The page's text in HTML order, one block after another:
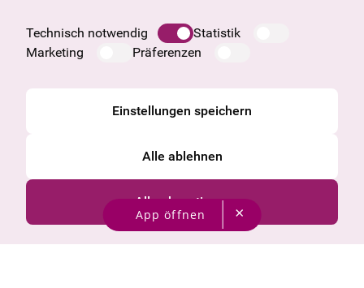
Impressum
Datenschutzinformation
Technisch notwendig
Statistik
Marketing
Präferenzen
Einstellungen speichern
Alle ablehnen
Alle akzeptieren